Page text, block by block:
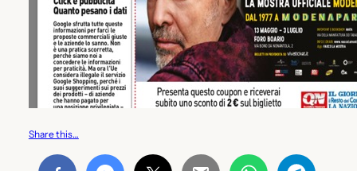
Share this…